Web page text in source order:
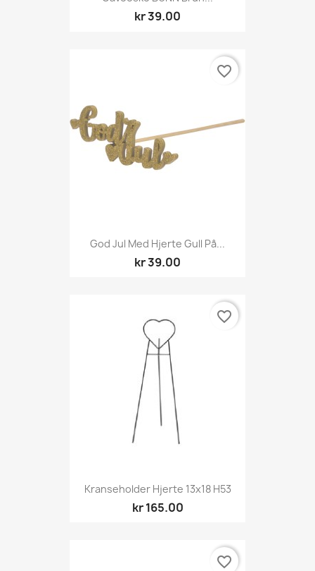
kr 39.00
God Jul Med Hjerte Gull På...
kr 39.00
favorite_border
Kranseholder Hjerte 13x18 H53
kr 165.00
favorite_border
favorite_border